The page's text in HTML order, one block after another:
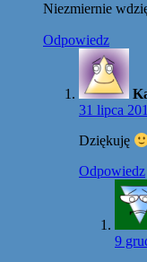
Niezmiernie
Odpowiedz
31 lipca
Dziękuję
Odpowiedz
9